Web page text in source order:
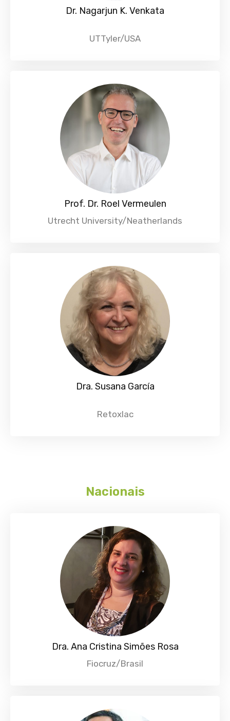
Dr. Nagarjun K. Venkata
UTTyler/USA
Prof. Dr. Roel Vermeulen
Utrecht University/Neatherlands
Dra. Susana García
Retoxlac
Nacionais
Dra. Ana Cristina Simões Rosa
Fiocruz/Brasil